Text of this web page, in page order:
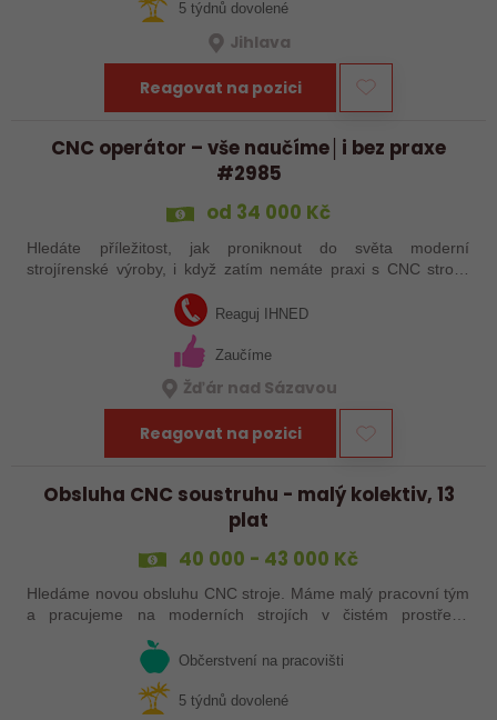
5 týdnů dovolené
Jihlava
Reagovat na pozici
CNC operátor – vše naučíme│i bez praxe
#2985
od 34 000 Kč
Hledáte příležitost, jak proniknout do světa moderní
strojírenské výroby, i když zatím nemáte praxi s CNC stroji?
Jsme Sanborn stabilní firma s dlouholetou tradicí a moderním
strojním vybavením.…
Reaguj IHNED
Zaučíme
Žďár nad Sázavou
Reagovat na pozici
Obsluha CNC soustruhu - malý kolektiv, 13
plat
40 000 - 43 000 Kč
Hledáme novou obsluhu CNC stroje. Máme malý pracovní tým
a pracujeme na moderních strojích v čistém prostředí.
Pracovistě cca 5 km od Jihlavy = ŘP sk.B .
Občerstvení na pracovišti
5 týdnů dovolené